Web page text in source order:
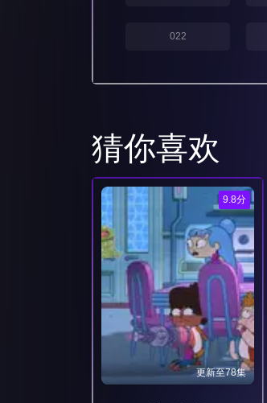
022
029
057
064
071
猜你喜欢
9.8分
更新至78集